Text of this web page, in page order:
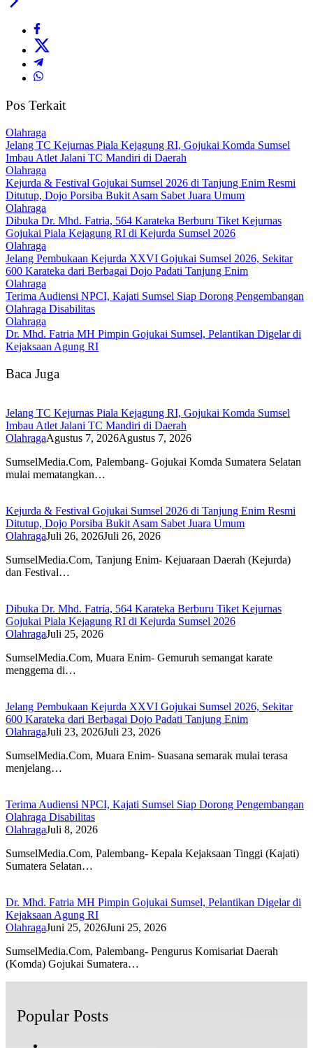
Pos Terkait
Olahraga
Jelang TC Kejurnas Piala Kejagung RI, Gojukai Komda Sumsel
Imbau Atlet Jalani TC Mandiri di Daerah
Olahraga
Kejurda & Festival Gojukai Sumsel 2026 di Tanjung Enim Resmi
Ditutup, Dojo Porsiba Bukit Asam Sabet Juara Umum
Olahraga
Dibuka Dr. Mhd. Fatria, 564 Karateka Berburu Tiket Kejurnas
Gojukai Piala Kejagung RI di Kejurda Sumsel 2026
Olahraga
Jelang Pembukaan Kejurda XXVI Gojukai Sumsel 2026, Sekitar
600 Karateka dari Berbagai Dojo Padati Tanjung Enim
Olahraga
Terima Audiensi NPCI, Kajati Sumsel Siap Dorong Pengembangan
Olahraga Disabilitas
Olahraga
Dr. Mhd. Fatria MH Pimpin Gojukai Sumsel, Pelantikan Digelar di
Kejaksaan Agung RI
Baca Juga
Jelang TC Kejurnas Piala Kejagung RI, Gojukai Komda Sumsel
Imbau Atlet Jalani TC Mandiri di Daerah
OlahragaAgustus 7, 2026Agustus 7, 2026
SumselMedia.Com, Palembang- Gojukai Komda Sumatera Selatan
mulai mematangkan…
Kejurda & Festival Gojukai Sumsel 2026 di Tanjung Enim Resmi
Ditutup, Dojo Porsiba Bukit Asam Sabet Juara Umum
OlahragaJuli 26, 2026Juli 26, 2026
SumselMedia.Com, Tanjung Enim- Kejuaraan Daerah (Kejurda)
dan Festival…
Dibuka Dr. Mhd. Fatria, 564 Karateka Berburu Tiket Kejurnas
Gojukai Piala Kejagung RI di Kejurda Sumsel 2026
OlahragaJuli 25, 2026
SumselMedia.Com, Muara Enim- Gemuruh semangat karate
menggema di…
Jelang Pembukaan Kejurda XXVI Gojukai Sumsel 2026, Sekitar
600 Karateka dari Berbagai Dojo Padati Tanjung Enim
OlahragaJuli 23, 2026Juli 23, 2026
SumselMedia.Com, Muara Enim- Suasana semarak mulai terasa
menjelang…
Terima Audiensi NPCI, Kajati Sumsel Siap Dorong Pengembangan
Olahraga Disabilitas
OlahragaJuli 8, 2026
SumselMedia.Com, Palembang- Kepala Kejaksaan Tinggi (Kajati)
Sumatera Selatan…
Dr. Mhd. Fatria MH Pimpin Gojukai Sumsel, Pelantikan Digelar di
Kejaksaan Agung RI
OlahragaJuni 25, 2026Juni 25, 2026
SumselMedia.Com, Palembang- Pengurus Komisariat Daerah
(Komda) Gojukai Sumatera…
Popular Posts